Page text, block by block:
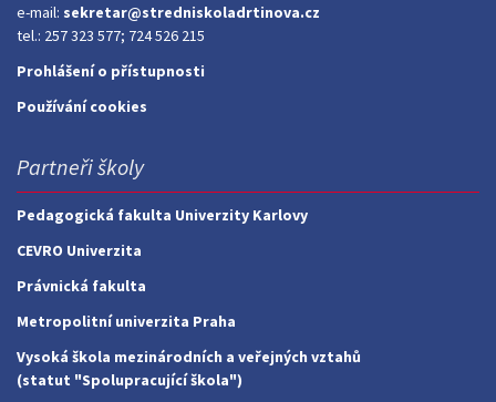
e-mail: sekretar@stredniskoladrtinova.cz
tel.: 257 323 577; 724 526 215
Prohlášení o přístupnosti
Používání cookies
Partneři školy
Pedagogická fakulta Univerzity Karlovy
CEVRO Univerzita
Právnická fakulta
Metropolitní univerzita Praha
Vysoká škola mezinárodních a veřejných vztahů
(statut "Spolupracující škola")